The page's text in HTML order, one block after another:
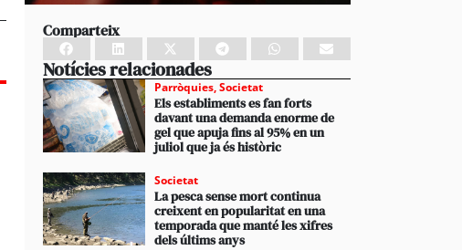
Comparteix
Notícies relacionades
Parròquies,Societat
Els establiments es fan forts
davant una demanda enorme de
gel que apuja fins al 95% en un
juliol que ja és històric
Societat
La pesca sense mort continua
creixent en popularitat en una
temporada que manté les xifres
dels últims anys